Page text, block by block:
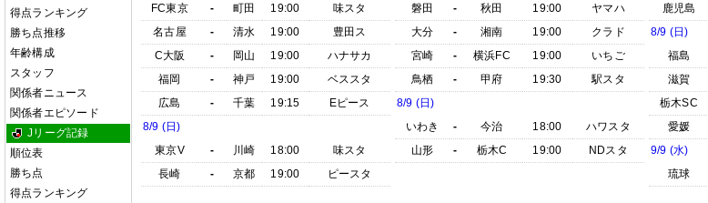
得点ランキング
勝ち点推移
年齢構成
スタッフ
関係者ニュース
関係者エピソード
Jリーグ記録
順位表
勝ち点
得点ランキング
FC東京
- 町田 19:00
味スタ
名古屋
- 清水 19:00
豊田ス
C大阪
- 岡山 19:00
ハナサカ
福岡
- 神戸 19:00
ベススタ
広島
- 千葉 19:15
Eピース
8/9 (日)
東京V
- 川崎 18:00
味スタ
長崎
- 京都 19:00 ピースタ
磐田
- 秋田 19:00
ヤマハ
大分
- 湘南 19:00
クラド
宮崎
- 横浜FC 19:00
いちご
鳥栖
- 甲府 19:30
駅スタ
8/9 (日)
いわき
- 今治 18:00
ハワスタ
山形
- 栃木C 19:00 NDスタ
鹿児島
8/9 (日)
福島
滋賀
栃木SC
愛媛
9/9 (水)
琉球